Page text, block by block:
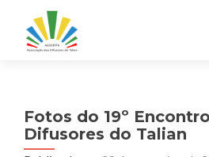
Fotos do 19º
Difusores do Talian